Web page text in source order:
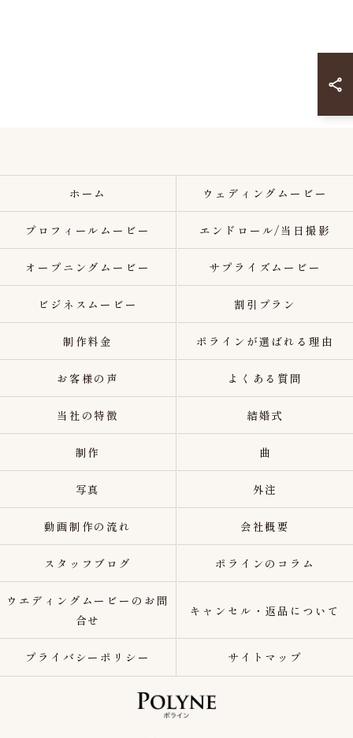
ホーム ウェディングムービー
プロフィールムービー エンドロール/当日撮影
オープニングムービー サプライズムービー
ビジネスムービー 割引プラン
制作料金 ポラインが選ばれる理由
お客様の声 よくある質問
当社の特徴 結婚式
制作 曲
写真 外注
動画制作の流れ 会社概要
スタッフブログ ポラインのコラム
ウエディングムービーのお問
合せ
キャンセル・返品について
プライバシーポリシー サイトマップ